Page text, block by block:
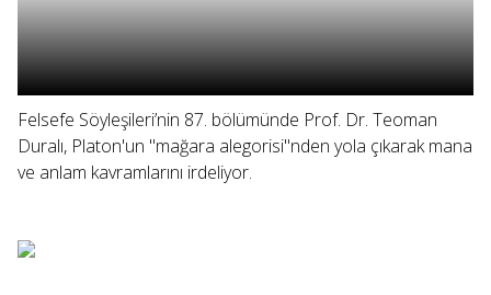
Felsefe Söyleşileri’nin 87. bölümünde Prof. Dr. Teoman
Duralı, Platon'un "mağara alegorisi"nden yola çıkarak mana
ve anlam kavramlarını irdeliyor.